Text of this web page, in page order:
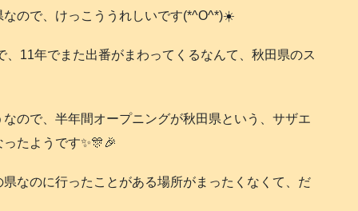
ので、けっこううれしいです(*^O^*)☀️
11年でまた出番がまわってくるなんて、秋田県のス
ので、半年間オープニングが秋田県という、サザエ
たようです✨🎊🎉
なのに行ったことがある場所がまったくなくて、だ